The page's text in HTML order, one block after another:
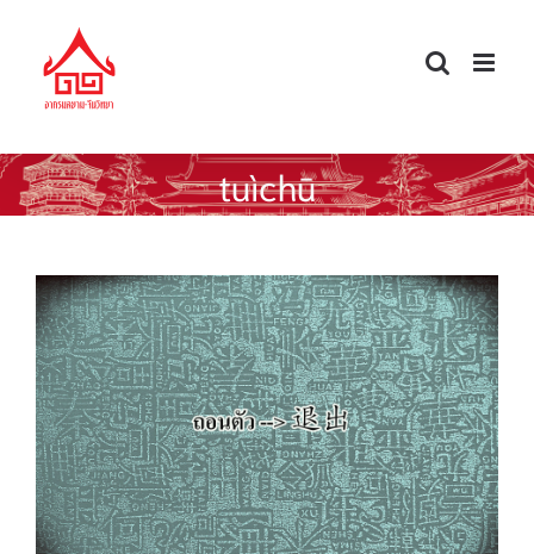
content
tuìchū
พูดจีนให้ได้ดั่งใจ — ถอนตัว